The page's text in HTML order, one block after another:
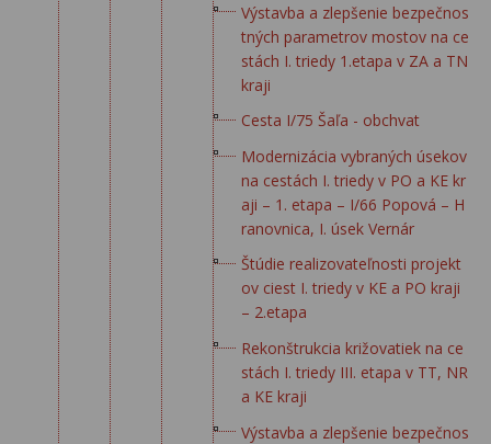
Výstavba a zlepšenie bezpečnos
tných parametrov mostov na ce
stách I. triedy 1.etapa v ZA a TN
kraji
Cesta I/75 Šaľa - obchvat
Modernizácia vybraných úsekov
na cestách I. triedy v PO a KE kr
aji – 1. etapa – I/66 Popová – H
ranovnica, I. úsek Vernár
Štúdie realizovateľnosti projekt
ov ciest I. triedy v KE a PO kraji
– 2.etapa
Rekonštrukcia križovatiek na ce
stách I. triedy III. etapa v TT, NR
a KE kraji
Výstavba a zlepšenie bezpečnos